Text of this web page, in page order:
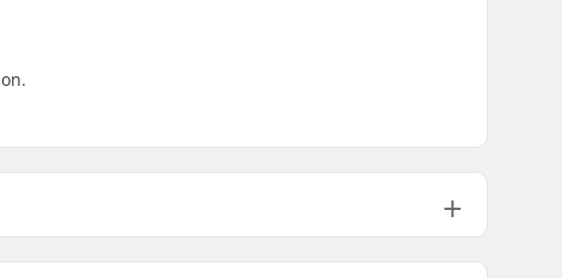
Not included